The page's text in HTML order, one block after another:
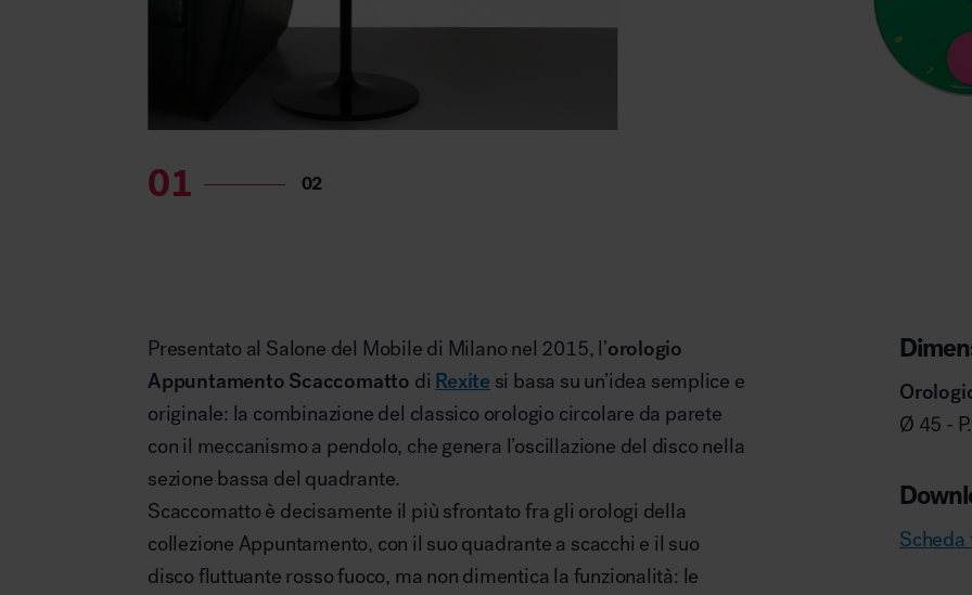
Presentato al Salone del Mobile di Milano nel 2015, l’orologio
Appuntamento Scaccomatto di Rexite si basa su un’idea semplice e
originale: la combinazione del classico orologio circolare da parete
con il meccanismo a pendolo, che genera l’oscillazione del disco nella
sezione bassa del quadrante.
Scaccomatto è decisamente il più sfrontato fra gli orologi della
collezione Appuntamento, con il suo quadrante a scacchi e il suo
disco fluttuante rosso fuoco, ma non dimentica la funzionalità: le
Ø 45 -